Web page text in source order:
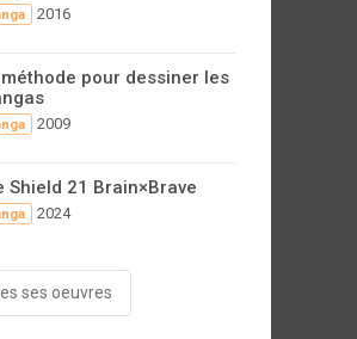
2016
méthode pour dessiner les
2009
Shield 21 Brain×Brave
2024
ses oeuvres